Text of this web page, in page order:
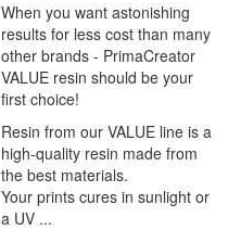
When you want astonishing
results for less cost than many
other brands - PrimaCreator
VALUE resin should be your
first choice!
Resin from our VALUE line is a
high-quality resin made from
the best materials.
Your prints cures in sunlight or
a UV ...